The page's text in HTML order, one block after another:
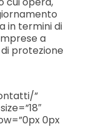
in termini di
a
protezione
”
0px